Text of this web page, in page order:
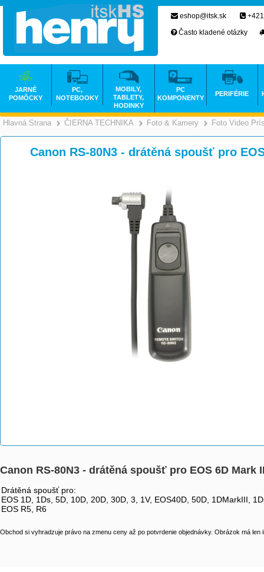
Hlavná Strana >
ČIERNA TECHNIKA >
Foto & Kamery Foto Video
Canon RS-80N3 - drátěná spoušť pro
Canon RS-80N3 - drátěná spoušť pro EOS 6D Mark
Drátěná spoušť pro:
EOS 1D, 1Ds, 5D, 10D, 20D, 30D, 3, 1V, EOS40D, 50D, 1DMarkIII,
EOS R5, R6
Obchod si vyhradzuje právo na zmenu ceny až po potvrdenie objednávky. Obrázok má len
eshop@itsk.sk
Často kladené otázky
JARNÉ
POMÔCKY
PC,
NOTEBOOKY
MOBILY,
TABLETY,
HODINKY
PC
KOMPONENTY
PERIFÉRIE